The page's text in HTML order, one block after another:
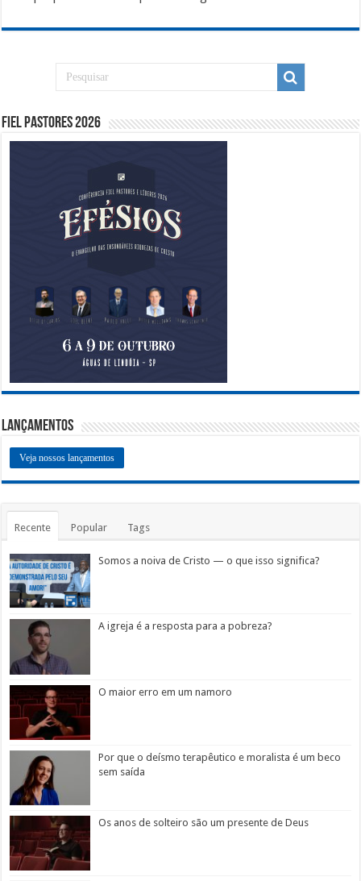
Fiel Pastores 2026
Lançamentos
Veja nossos lançamentos
Recente Popular Tags
Somos a noiva de Cristo — o que isso significa?
A igreja é a resposta para a pobreza?
O maior erro em um namoro
Por que o deísmo terapêutico e moralista é um beco
sem saída
Os anos de solteiro são um presente de Deus